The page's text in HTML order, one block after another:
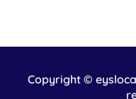
Copyright ©